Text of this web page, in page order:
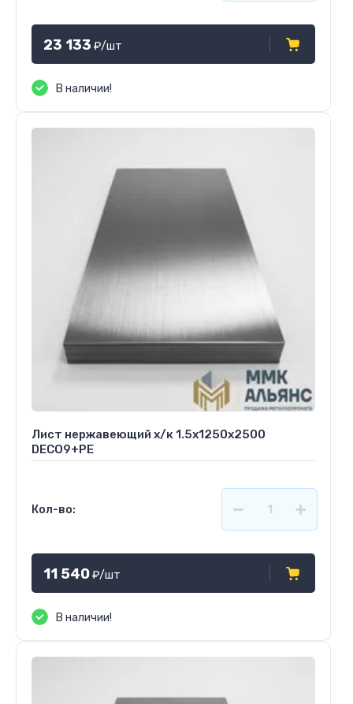
23 133 ₽/шт
В наличии!
Лист нержавеющий х/к 1.5х1250х2500
DECO9+PE
Кол-во:
11 540₽/шт
В наличии!